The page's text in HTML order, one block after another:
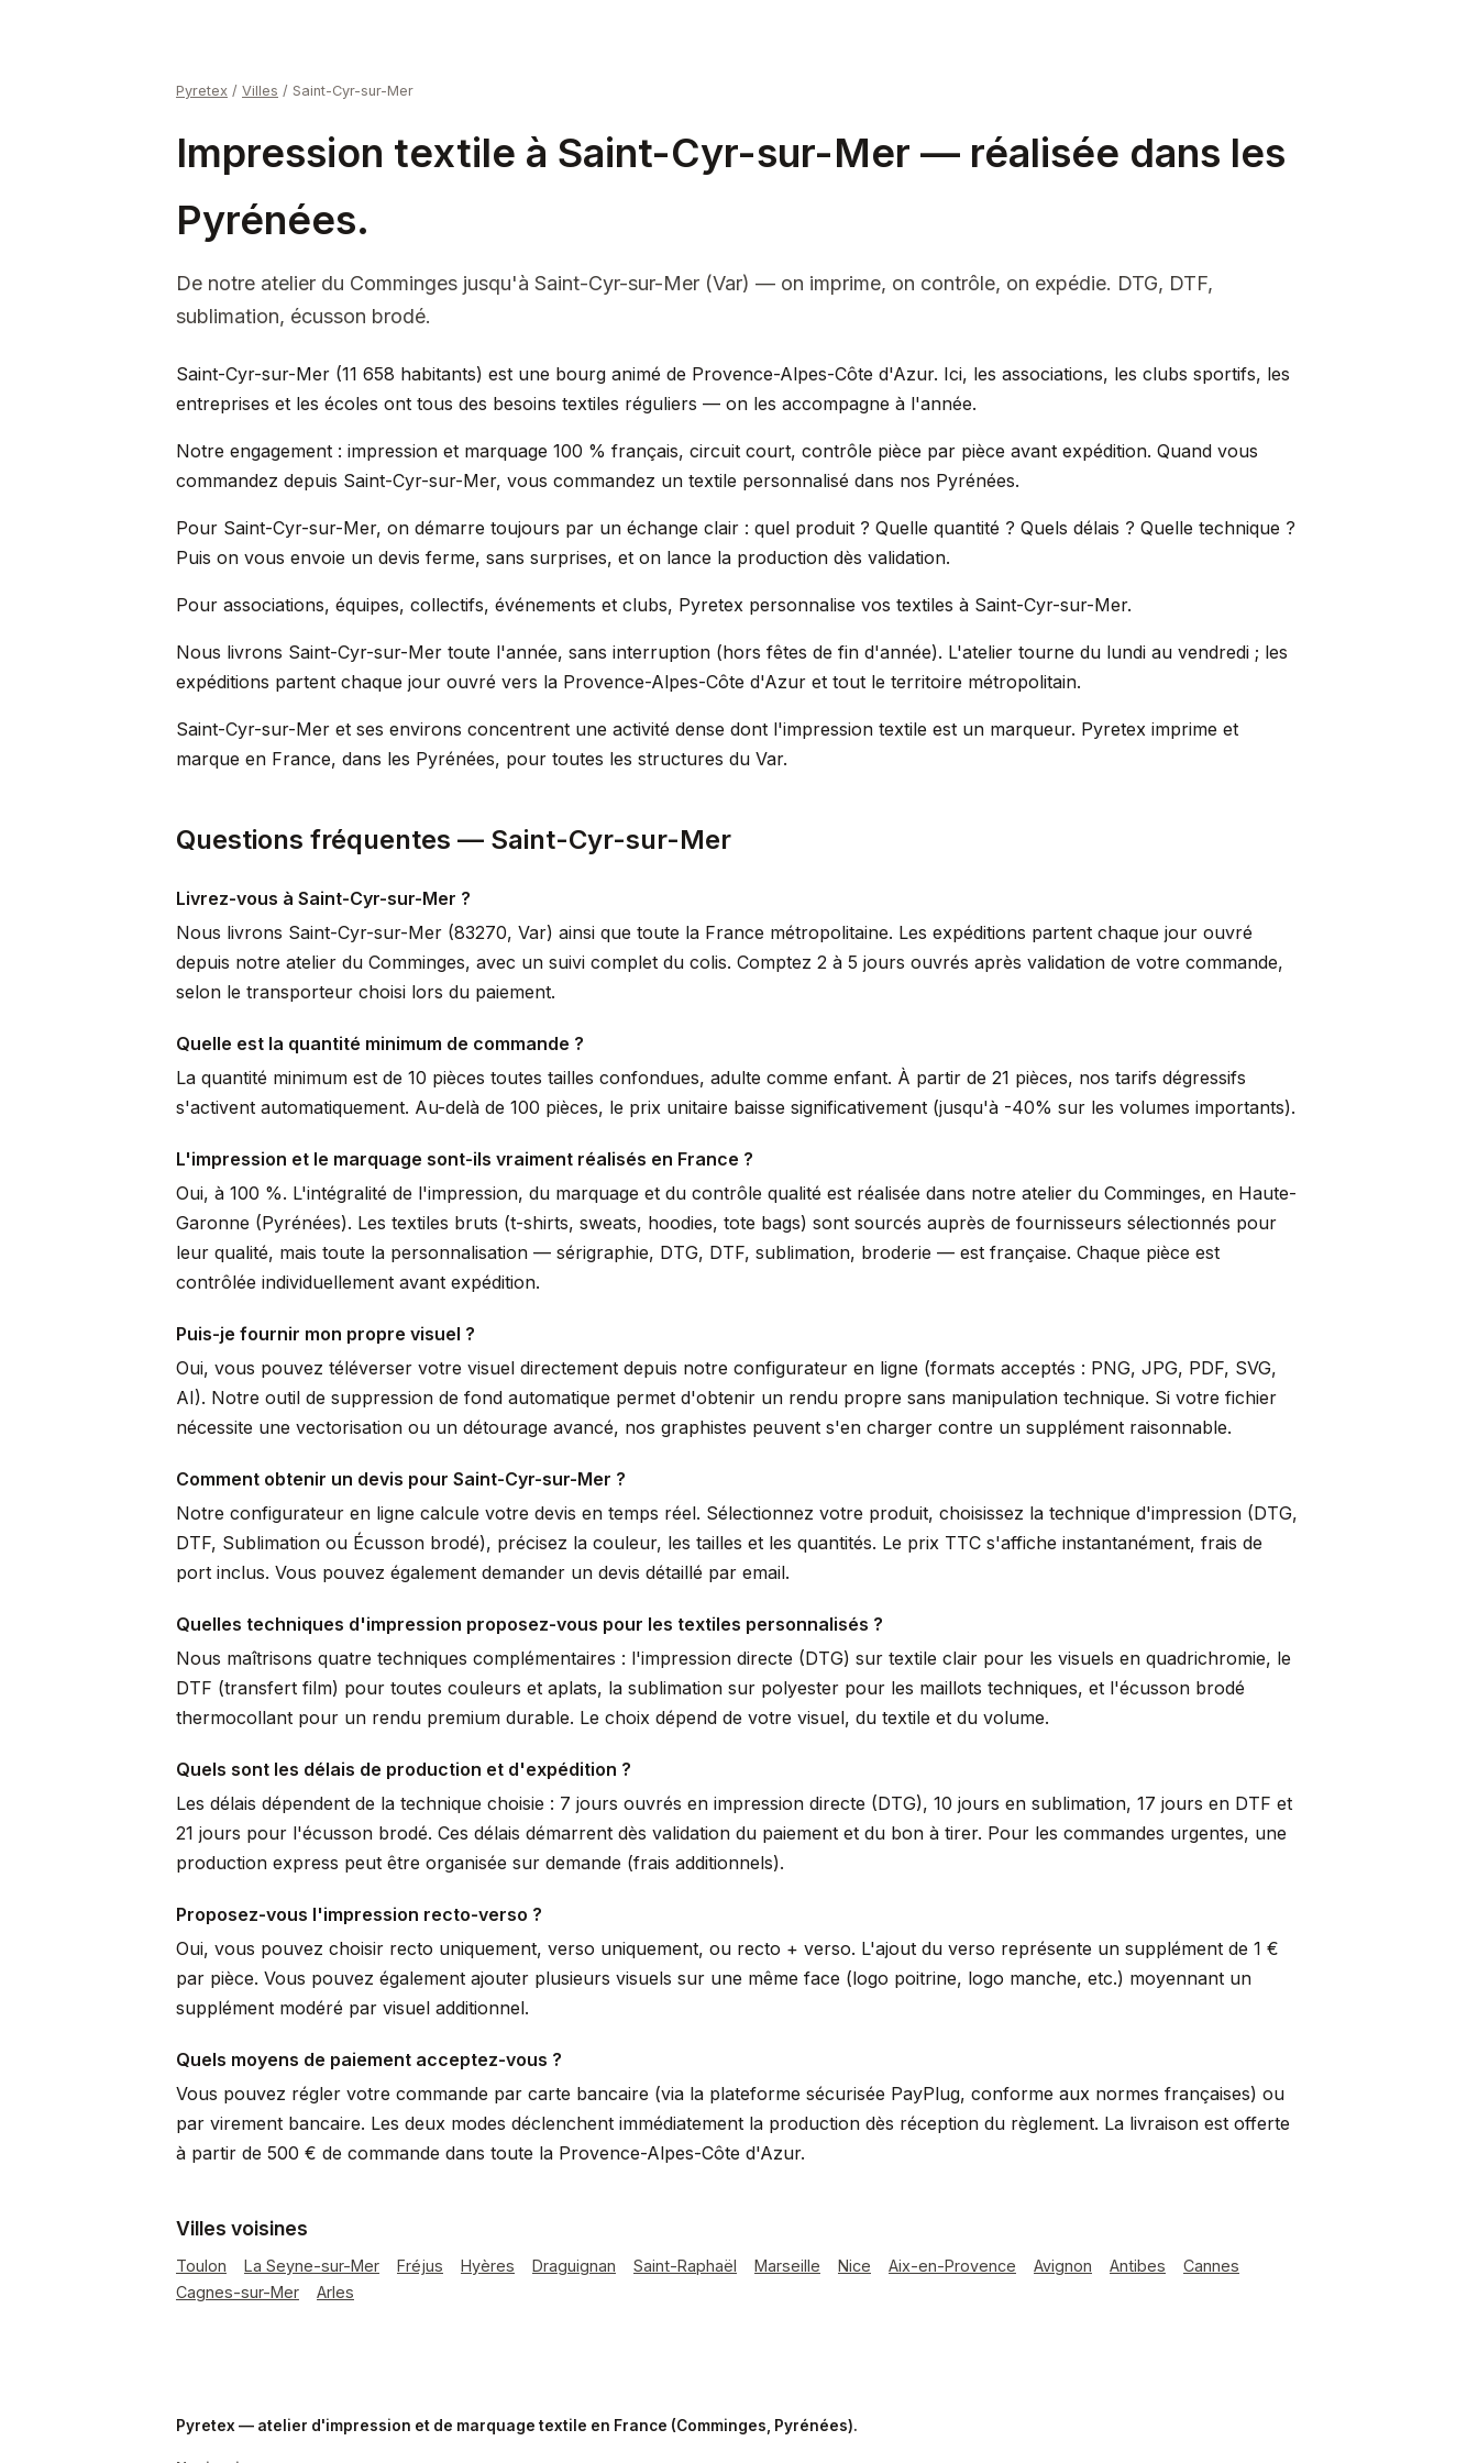
Pyretex / Villes / Saint-Cyr-sur-Mer
Impression textile à Saint-Cyr-sur-Mer — réalisée dans les
Pyrénées.
De notre atelier du Comminges jusqu'à Saint-Cyr-sur-Mer (Var) — on imprime, on contrôle, on expédie. DTG, DTF,
sublimation, écusson brodé.
Saint-Cyr-sur-Mer (11 658 habitants) est une bourg animé de Provence-Alpes-Côte d'Azur. Ici, les associations, les clubs sportifs, les
entreprises et les écoles ont tous des besoins textiles réguliers — on les accompagne à l'année.
Notre engagement : impression et marquage 100 % français, circuit court, contrôle pièce par pièce avant expédition. Quand vous
commandez depuis Saint-Cyr-sur-Mer, vous commandez un textile personnalisé dans nos Pyrénées.
Pour Saint-Cyr-sur-Mer, on démarre toujours par un échange clair : quel produit ? Quelle quantité ? Quels délais ? Quelle technique ?
Puis on vous envoie un devis ferme, sans surprises, et on lance la production dès validation.
Pour associations, équipes, collectifs, événements et clubs, Pyretex personnalise vos textiles à Saint-Cyr-sur-Mer.
Nous livrons Saint-Cyr-sur-Mer toute l'année, sans interruption (hors fêtes de fin d'année). L'atelier tourne du lundi au vendredi ; les
expéditions partent chaque jour ouvré vers la Provence-Alpes-Côte d'Azur et tout le territoire métropolitain.
Saint-Cyr-sur-Mer et ses environs concentrent une activité dense dont l'impression textile est un marqueur. Pyretex imprime et
marque en France, dans les Pyrénées, pour toutes les structures du Var.
Questions fréquentes — Saint-Cyr-sur-Mer
Livrez-vous à Saint-Cyr-sur-Mer ?
Nous livrons Saint-Cyr-sur-Mer (83270, Var) ainsi que toute la France métropolitaine. Les expéditions partent chaque jour ouvré
depuis notre atelier du Comminges, avec un suivi complet du colis. Comptez 2 à 5 jours ouvrés après validation de votre commande,
selon le transporteur choisi lors du paiement.
Quelle est la quantité minimum de commande ?
La quantité minimum est de 10 pièces toutes tailles confondues, adulte comme enfant. À partir de 21 pièces, nos tarifs dégressifs
s'activent automatiquement. Au-delà de 100 pièces, le prix unitaire baisse significativement (jusqu'à -40% sur les volumes importants).
L'impression et le marquage sont-ils vraiment réalisés en France ?
Oui, à 100 %. L'intégralité de l'impression, du marquage et du contrôle qualité est réalisée dans notre atelier du Comminges, en Haute-
Garonne (Pyrénées). Les textiles bruts (t-shirts, sweats, hoodies, tote bags) sont sourcés auprès de fournisseurs sélectionnés pour
leur qualité, mais toute la personnalisation — sérigraphie, DTG, DTF, sublimation, broderie — est française. Chaque pièce est
contrôlée individuellement avant expédition.
Puis-je fournir mon propre visuel ?
Oui, vous pouvez téléverser votre visuel directement depuis notre configurateur en ligne (formats acceptés : PNG, JPG, PDF, SVG,
AI). Notre outil de suppression de fond automatique permet d'obtenir un rendu propre sans manipulation technique. Si votre fichier
nécessite une vectorisation ou un détourage avancé, nos graphistes peuvent s'en charger contre un supplément raisonnable.
Comment obtenir un devis pour Saint-Cyr-sur-Mer ?
Notre configurateur en ligne calcule votre devis en temps réel. Sélectionnez votre produit, choisissez la technique d'impression (DTG,
DTF, Sublimation ou Écusson brodé), précisez la couleur, les tailles et les quantités. Le prix TTC s'affiche instantanément, frais de
port inclus. Vous pouvez également demander un devis détaillé par email.
Quelles techniques d'impression proposez-vous pour les textiles personnalisés ?
Nous maîtrisons quatre techniques complémentaires : l'impression directe (DTG) sur textile clair pour les visuels en quadrichromie, le
DTF (transfert film) pour toutes couleurs et aplats, la sublimation sur polyester pour les maillots techniques, et l'écusson brodé
thermocollant pour un rendu premium durable. Le choix dépend de votre visuel, du textile et du volume.
Quels sont les délais de production et d'expédition ?
Les délais dépendent de la technique choisie : 7 jours ouvrés en impression directe (DTG), 10 jours en sublimation, 17 jours en DTF et
21 jours pour l'écusson brodé. Ces délais démarrent dès validation du paiement et du bon à tirer. Pour les commandes urgentes, une
production express peut être organisée sur demande (frais additionnels).
Proposez-vous l'impression recto-verso ?
Oui, vous pouvez choisir recto uniquement, verso uniquement, ou recto + verso. L'ajout du verso représente un supplément de 1 €
par pièce. Vous pouvez également ajouter plusieurs visuels sur une même face (logo poitrine, logo manche, etc.) moyennant un
supplément modéré par visuel additionnel.
Quels moyens de paiement acceptez-vous ?
Vous pouvez régler votre commande par carte bancaire (via la plateforme sécurisée PayPlug, conforme aux normes françaises) ou
par virement bancaire. Les deux modes déclenchent immédiatement la production dès réception du règlement. La livraison est offerte
à partir de 500 € de commande dans toute la Provence-Alpes-Côte d'Azur.
Villes voisines
Toulon La Seyne-sur-Mer Fréjus Hyères Draguignan Saint-Raphaël Marseille Nice Aix-en-Provence Avignon Antibes
Cannes
Cagnes-sur-Mer
Arles
Pyretex — atelier d'impression et de marquage textile en France (Comminges, Pyrénées).